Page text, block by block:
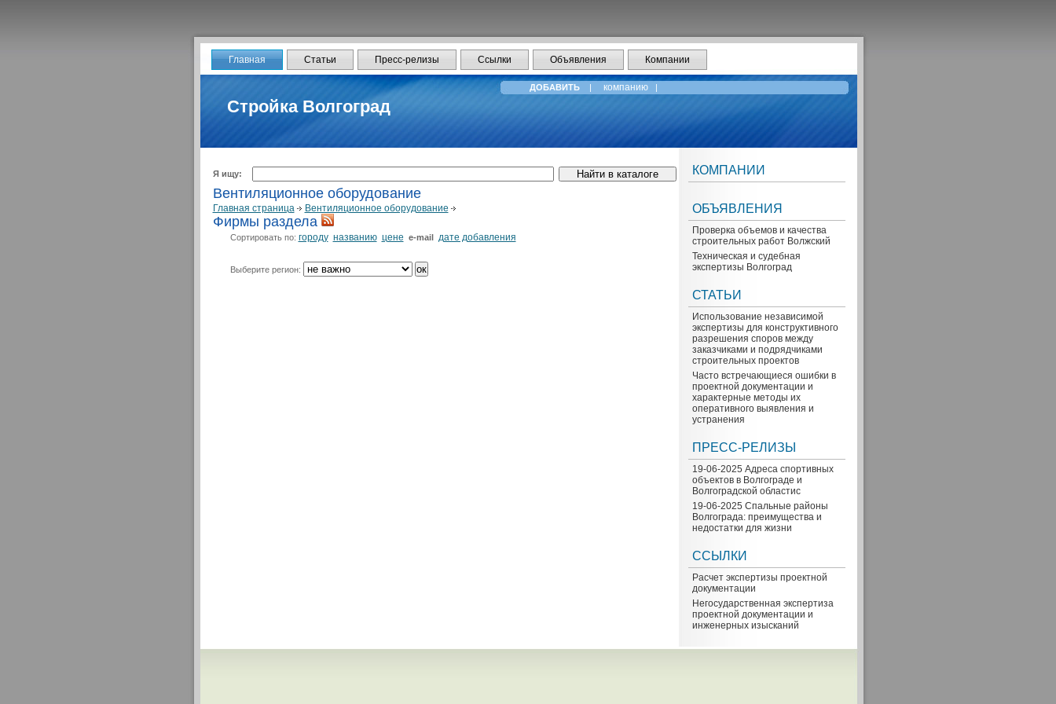
Главная Статьи Пресс-релизы Ссылки Объявления Компании
ДОБАВИТЬ| компанию |
Стройка Волгоград
Я ищу:
Вентиляционное оборудование
Главная страница Вентиляционное оборудование
Фирмы раздела
Сортировать по: городу названию цене e-mail дате добавления
Выберите регион:
КОМПАНИИ
ОБЪЯВЛЕНИЯ
Проверка объемов и качества
строительных работ Волжский
Техническая и судебная
экспертизы Волгоград
СТАТЬИ
Использование независимой
экспертизы для конструктивного
разрешения споров между
заказчиками и подрядчиками
строительных проектов
Часто встречающиеся ошибки в
проектной документации и
характерные методы их
оперативного выявления и
устранения
ПРЕСС-РЕЛИЗЫ
19-06-2025 Адреса спортивных
объектов в Волгограде и
Волгоградской областиc
19-06-2025 Спальные районы
Волгограда: преимущества и
недостатки для жизни
ССЫЛКИ
Расчет экспертизы проектной
документации
Негосударственная экспертиза
проектной документации и
инженерных изысканий